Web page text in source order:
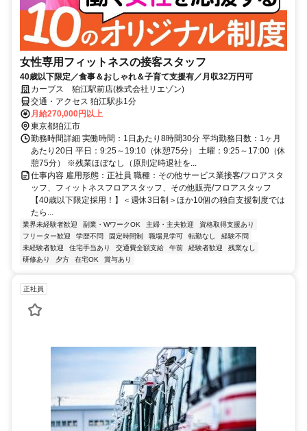
女性専用フィットネスの接客スタッフ
40歳以下限定／食事＆おしゃれ＆子育て支援有／月収32万円可
カーブス 狛江駅前店(株式会社リエゾン)
交通・アクセス 狛江駅歩1分
月給270,000円以上
東京都狛江市
勤務時間詳細 実働時間：1日あたり8時間30分 平均勤務日数：1ヶ月
あたり20日 平日：9:25～19:10（休憩75分） 土曜：9:25～17:00（休
憩75分） ※残業ほぼなし（原則定時退社を...
仕事内容 雇用形態：正社員 職種：その他サービス業接客/フロアスタ
ッフ、フィットネスフロアスタッフ、その他販売/フロアスタッフ
【40歳以下限定採用！】＜週休3日制＞ほか10個の独自支援制度では
たら...
業界未経験者歓迎 副業・WワークOK 主婦・主夫歓迎
資格取得支援あり
フリーター歓迎
学歴不問 固定時間制 職場見学可 転勤なし
経験不問
未経験者歓迎
住宅手当あり 交通費全額支給 午前 経験者歓迎
残業なし
研修あり
夕方 在宅OK 賞与あり
正社員